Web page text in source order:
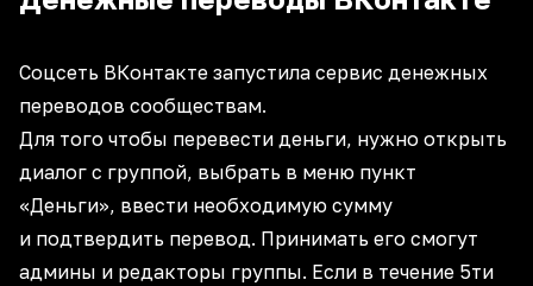
Соцсеть ВКонтакте запустила сервис денежных
переводов сообществам.
Для того чтобы перевести деньги, нужно открыть
диалог с группой, выбрать в меню пункт
«Деньги», ввести необходимую сумму
и подтвердить перевод. Принимать его смогут
админы и редакторы группы. Если в течение 5ти